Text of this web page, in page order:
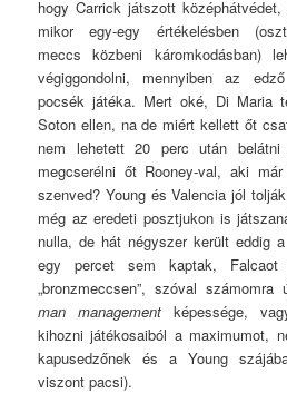
hogy Carrick játszott
mikor egy-egy értékelésben
meccs közbeni káromkodásban)
végiggondolni, mennyiben az
pocsék játéka. Mert oké, Di Maria
Soton ellen, na de miért kellett őt
nem lehetett 20 perc után
megcserélni őt Rooney-val, aki
szenved? Young és Valencia jól
még az eredeti posztjukon is
nulla, de hát négyszer került eddig
egy percet sem kaptak,
„bronzmeccsen”, szóval
man management képessége,
kihozni játékosaiból a maximumot,
kapusedzőnek és a Young
viszont pacsi).